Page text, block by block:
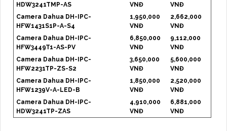
HDW3241TMP-AS
VNĐ
VNĐ
Camera Dahua DH-IPC-
HFW1431S1P-A-S4
1,950,000
VNĐ
2,662,000
VNĐ
Camera Dahua DH-IPC-
HFW3449T1-AS-PV
6,850,000
VNĐ
9,112,000
VNĐ
Camera Dahua DH-IPC-
HFW2231TP-ZS-S2
3,650,000
VNĐ
5,600,000
VNĐ
Camera Dahua DH-IPC-
HFW1239V-A-LED-B
1,850,000
VNĐ
2,520,000
VNĐ
Camera Dahua DH-IPC-
HDW3241TP-ZAS
4,910,000
VNĐ
6,881,000
VNĐ